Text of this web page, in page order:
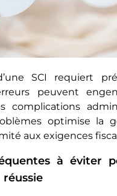
SCI requiert
peuvent
complications
optimise la
aux exigences
à éviter
réussie